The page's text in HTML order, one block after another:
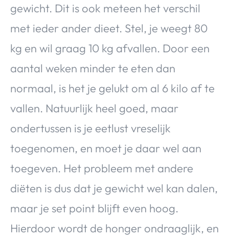
gewicht. Dit is ook meteen het verschil
met ieder ander dieet. Stel, je weegt 80
kg en wil graag 10 kg afvallen. Door een
aantal weken minder te eten dan
normaal, is het je gelukt om al 6 kilo af te
vallen. Natuurlijk heel goed, maar
ondertussen is je eetlust vreselijk
toegenomen, en moet je daar wel aan
toegeven. Het probleem met andere
diëten is dus dat je gewicht wel kan dalen,
maar je set point blijft even hoog.
Hierdoor wordt de honger ondraaglijk, en